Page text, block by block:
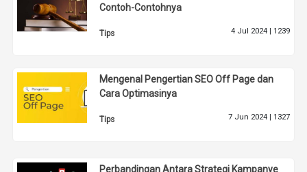
Contoh-Contohnya
Tips 4 Jul 2024 | 1239
Mengenal Pengertian SEO Off Page dan
Cara Optimasinya
Tips 7 Jun 2024 | 1327
Perbandingan Antara Strategi Kampanye